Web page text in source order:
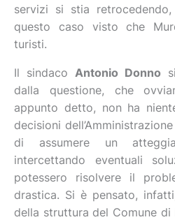
servizi si stia
questo caso visto che
turisti.
Il sindaco Antonio Donno
dalla questione, che
appunto detto, non ha
decisioni
di assumere un
intercettando eventuali
potessero risolvere il
drastica. Si è pensato,
della struttura del Comune